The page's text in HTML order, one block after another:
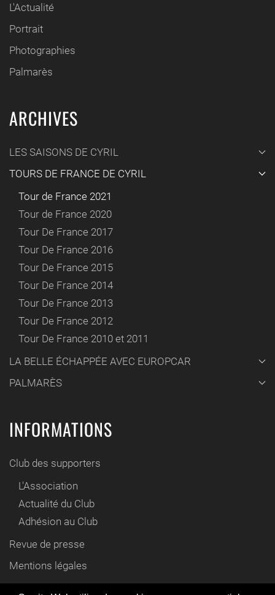
L'Actualité
Portrait
Photographies
Palmarès
ARCHIVES
LES SAISONS DE CYRIL
TOURS DE FRANCE DE CYRIL
Tour de France 2021
Tour de France 2020
Tour De France 2017
Tour De France 2016
Tour De France 2015
Tour De France 2014
Tour De France 2013
Tour De France 2012
Tour De France 2010 et 2011
LA BELLE ÉCHAPPÉE AVEC EUROPCAR
PALMARÈS
INFORMATIONS
Club des supporters
L'Association
Actualité du Club
Adhésion au Club
Revue de presse
Mentions légales
Contact